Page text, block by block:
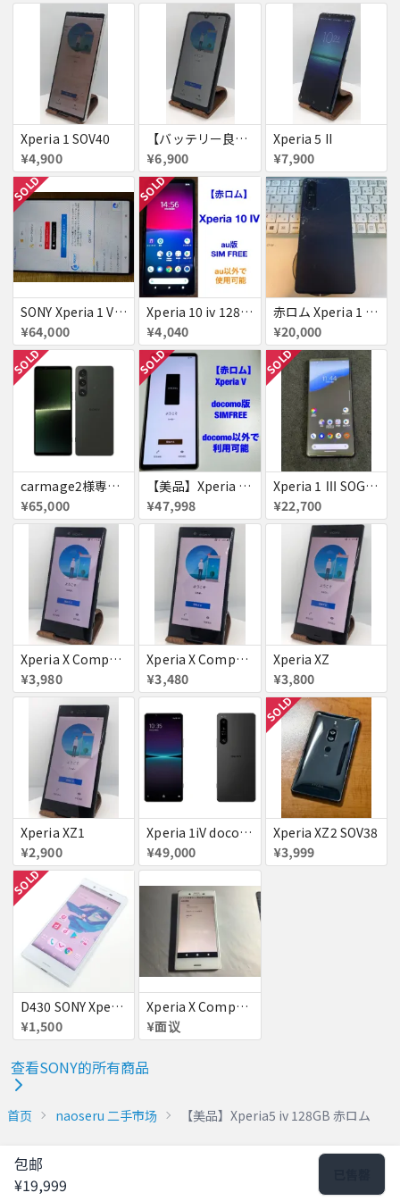
Xperia 1 SOV40
¥4,900
【バッテリー良好・SIMロック解除済】Xperia AceⅡ
¥6,900
Xperia 5 II
¥7,900
SOLD
SONY Xperia 1 VI XQ-EC44 SIMフリー 12GB/512GB ブラック + Style Cover
¥64,000
SOLD
Xperia 10 iv 128GB 赤ロム
¥4,040
赤ロム Xperia 1 iii SOG03 ジャンク
¥20,000
SOLD
carmage2様専用 赤ロム XPERIA 1 Ꮩ SoftBank A301SO SIMフリー 送料無料
¥65,000
SOLD
【美品】Xperia 5 V SO-53D［赤ロム］ Xperia5 V
¥47,998
SOLD
Xperia 1 Ⅲ SOG03 フロストブラック simフリー 美品 訳あり
¥22,700
Xperia X Compact
¥3,980
Xperia X Compact
¥3,480
Xperia XZ
¥3,800
Xperia XZ1
¥2,900
Xperia 1iV docomo版
¥49,000
SOLD
Xperia XZ2 SOV38
¥3,999
SOLD
D430 SONY Xperia X Compact so-02j 判定△
¥1,500
Xperia X Compact ホワイト
¥面议
查看SONY的所有商品
首页 naoseru 二手市场 【美品】Xperia5 iv 128GB 赤ロム
包邮
¥19,999